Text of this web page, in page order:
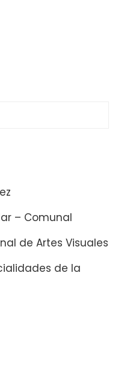
– Comunal
de Artes Visuales
de la